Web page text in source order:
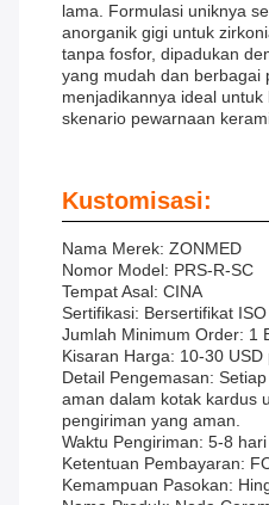
lama. Formulasi uniknya
anorganik gigi untuk
tanpa fosfor, dipadukan
yang mudah dan berbagai
menjadikannya ideal
skenario pewarnaan
Kustomisasi:
Nama Merek: ZONMED
Nomor Model: PRS-R-SC
Tempat Asal: CINA
Sertifikasi: Bersertifikat ISO
Jumlah Minimum Order: 1
Kisaran Harga: 10-30 USD
Detail Pengemasan:
aman dalam kotak kardus
pengiriman yang aman.
Waktu Pengiriman: 5-8 hari
Ketentuan Pembayaran:
Kemampuan Pasokan: